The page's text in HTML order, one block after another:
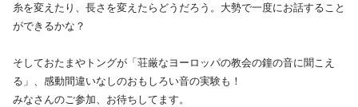
糸を変えたり、長さを変えたらどうだろう。大勢で一度にお話すること
ができるかな？
そしておたまやトングが「荘厳なヨーロッパの教会の鐘の音に聞こえ
る」、感動間違いなしのおもしろい音の実験も！
みなさんのご参加、お待ちしてます。